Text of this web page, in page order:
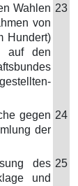
Wahlen
von
Hundert)
auf den
23
gegen
der
24
des
und
25